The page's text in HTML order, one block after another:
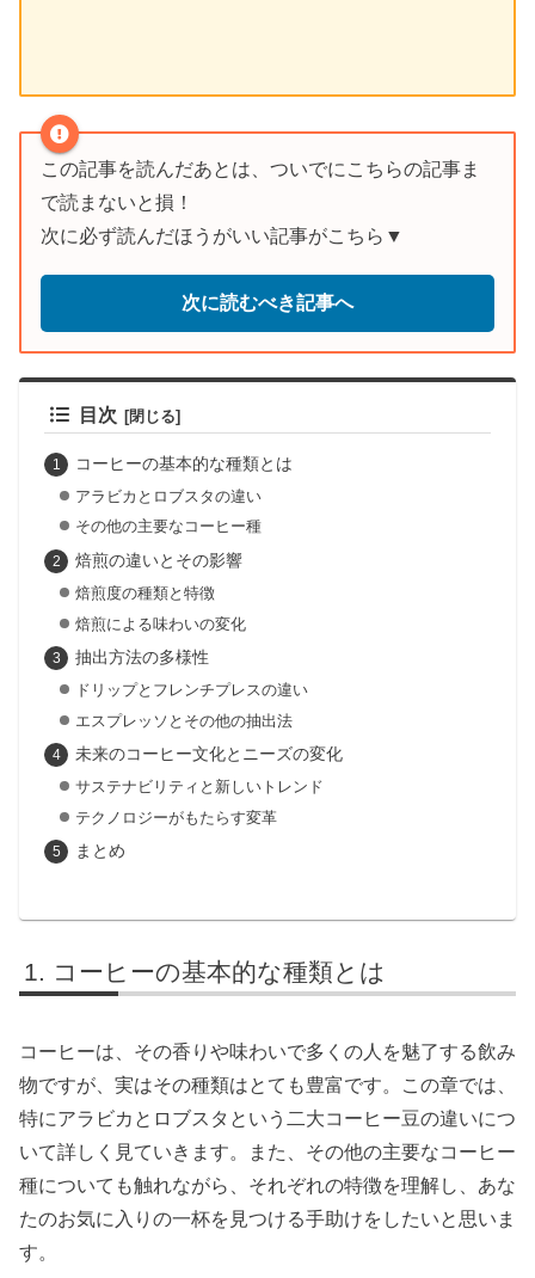
この記事を読んだあとは、ついでにこちらの記事ま
で読まないと損！
次に必ず読んだほうがいい記事がこちら▼
次に読むべき記事へ
目次
コーヒーの基本的な種類とは
アラビカとロブスタの違い
その他の主要なコーヒー種
焙煎の違いとその影響
焙煎度の種類と特徴
焙煎による味わいの変化
抽出方法の多様性
ドリップとフレンチプレスの違い
エスプレッソとその他の抽出法
未来のコーヒー文化とニーズの変化
サステナビリティと新しいトレンド
テクノロジーがもたらす変革
まとめ
コーヒーの基本的な種類とは
コーヒーは、その香りや味わいで多くの人を魅了する飲み
物ですが、実はその種類はとても豊富です。この章では、
特にアラビカとロブスタという二大コーヒー豆の違いにつ
いて詳しく見ていきます。また、その他の主要なコーヒー
種についても触れながら、それぞれの特徴を理解し、あな
たのお気に入りの一杯を見つける手助けをしたいと思いま
す。